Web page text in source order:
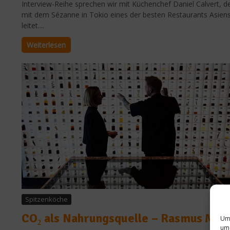
Interview-Reihe sprechen wir mit Küchenchef Daniel Calvert,
mit dem Sézanne in Tokio eines der besten Restaurants Asiens
leitet....
Weiterlesen
Spitzenköche
CO₂ als Nahrungsquelle – Rasmus